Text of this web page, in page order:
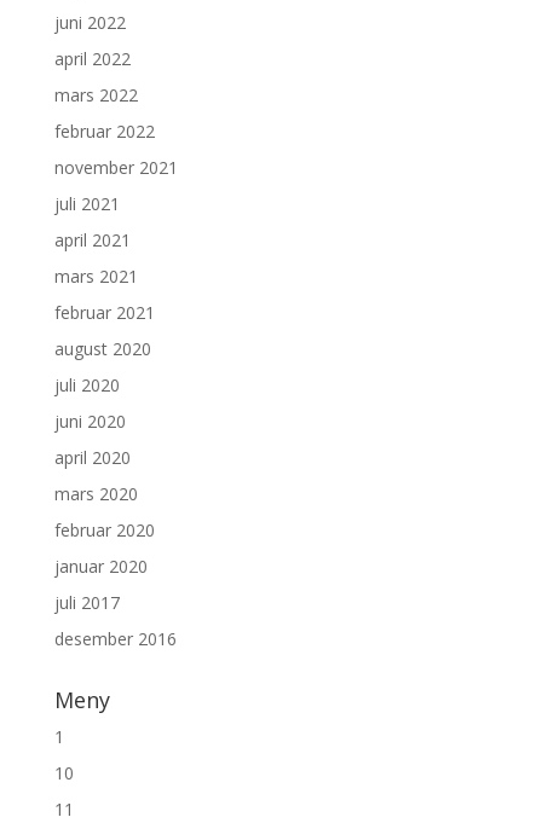
juni 2022
april 2022
mars 2022
februar 2022
november 2021
juli 2021
april 2021
mars 2021
februar 2021
august 2020
juli 2020
juni 2020
april 2020
mars 2020
februar 2020
januar 2020
juli 2017
desember 2016
Meny
1
10
11